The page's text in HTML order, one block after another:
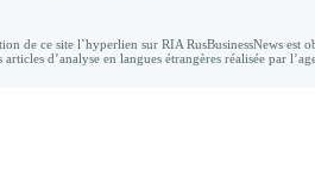
de ce site l`hyperlien sur RIA RusBusinessNews est
d’analyse en langues étrangères réalisée par